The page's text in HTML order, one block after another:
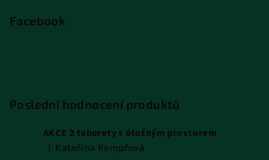
Facebook
Poslední hodnocení produktů
AKCE 2 taburety s úložným prostorem
Hodnocení produktu je 5 z 5 hvězdiček.
Kateřina Kempfová